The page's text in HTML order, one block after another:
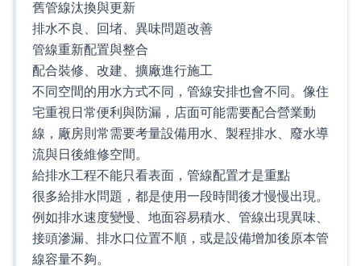
舊管線汰換與更新
排水不良、回堵、異味問題改善
管線重新配置與整合
配合裝修、改建、擴廠進行施工
不同空間的用水方式不同，管線安排也會不同。像住
宅重視日常便利與防漏，店面可能需要配合營業動
線，廠房則常需要考量設備用水、製程排水、廢水導
流與日後維修空間。
給排水工程不能只看表面，管線配置才是重點
很多給排水問題，都是使用一段時間後才慢慢出現。
例如排水速度變慢、地面容易積水、管線出現異味、
接頭滲漏、排水口位置不順，或是設備增加後原本管
線容量不夠。